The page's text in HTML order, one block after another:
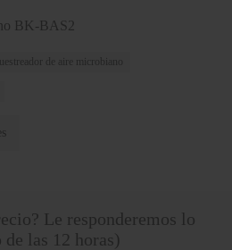
BK-BAS2
de aire microbiano
Le responderemos lo
las 12 horas)